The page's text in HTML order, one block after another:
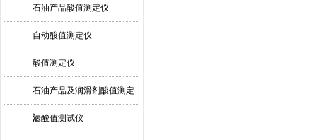
石油产品酸值测定仪
自动酸值测定仪
酸值测定仪
石油产品及润滑剂酸值测定
法
油酸值测试仪